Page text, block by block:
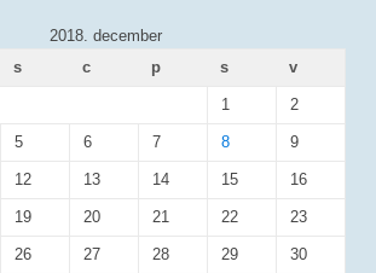
2018. december
s c p s v
1 2
5 6 7 8 9
12 13 14 15 16
19 20 21 22 23
26 27 28 29 30